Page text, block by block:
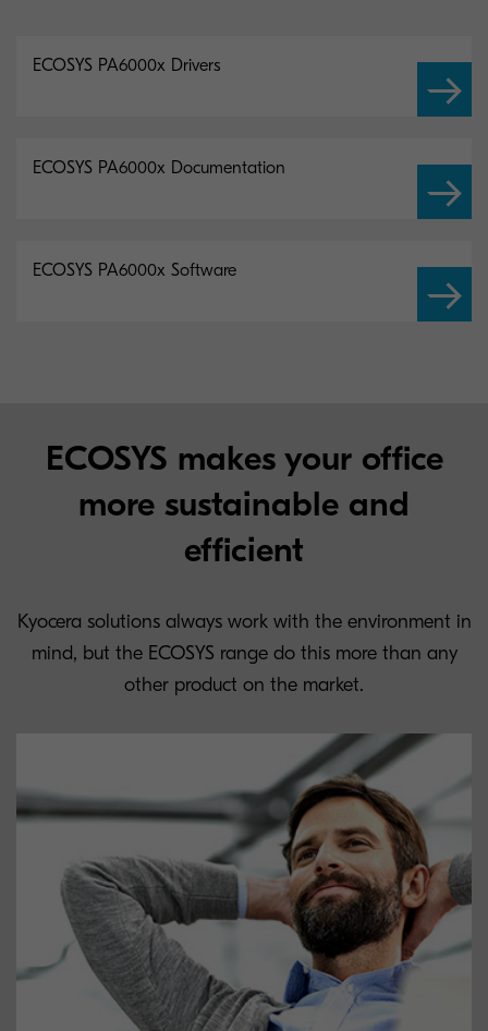
ECOSYS PA6000x Drivers
ECOSYS PA6000x Documentation
ECOSYS PA6000x Software
ECOSYS makes your office
more sustainable and
efficient
Kyocera solutions always work with the environment in
mind, but the ECOSYS range do this more than any
other product on the market.